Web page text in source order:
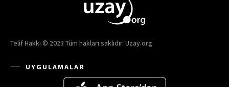
Telif Hakkı © 2023 Tüm hakları saklıdır. Uzay.org
UYGULAMALAR